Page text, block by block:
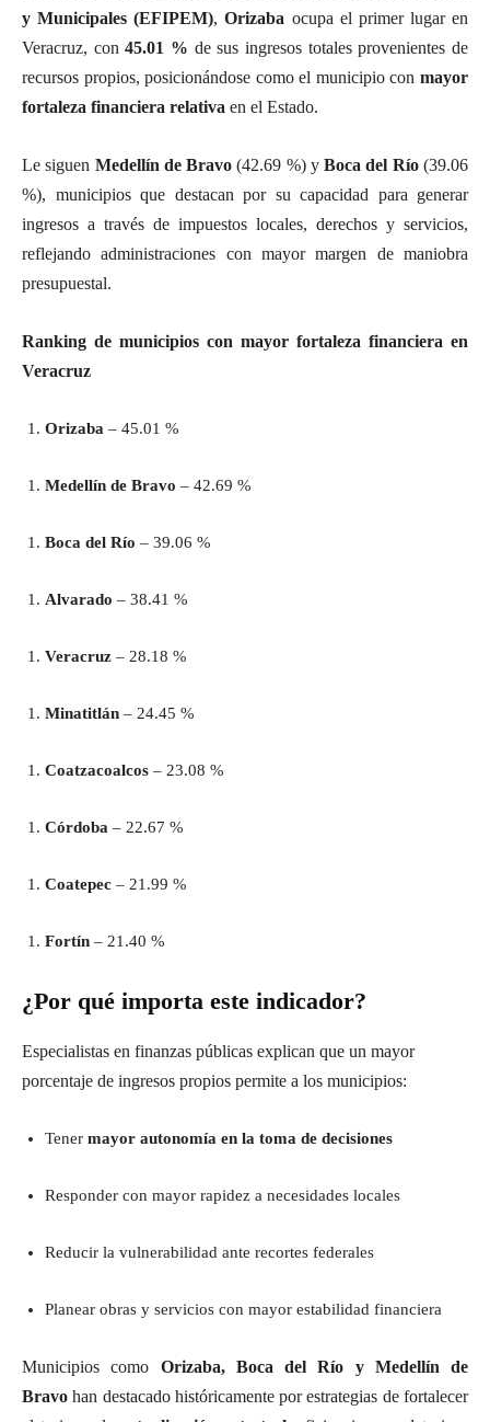
y Municipales (EFIPEM),Orizaba ocupa el primer lugar en
Veracruz, con45.01 % de sus ingresos totales provenientes de
recursos propios, posicionándose como el municipio con mayor
fortaleza financiera relativa en el Estado.
Le siguen Medellín de Bravo (42.69 %) yBoca del Río(39.06
%), municipios que destacan por su capacidad para generar
ingresos a través de impuestos locales, derechos y servicios,
reflejando administraciones con mayor margen de maniobra
presupuestal.
Ranking de municipios con mayor fortaleza financiera en
Veracruz
Orizaba – 45.01 %
Medellín de Bravo – 42.69 %
Boca del Río – 39.06 %
Alvarado – 38.41 %
Veracruz – 28.18 %
Minatitlán – 24.45 %
Coatzacoalcos – 23.08 %
Córdoba – 22.67 %
Coatepec – 21.99 %
Fortín – 21.40 %
¿Por qué importa este indicador?
Especialistas en finanzas públicas explican que un mayor
porcentaje de ingresos propios permite a los municipios:
Tener mayor autonomía en la toma de decisiones
Responder con mayor rapidez a necesidades locales
Reducir la vulnerabilidad ante recortes federales
Planear obras y servicios con mayor estabilidad financiera
Municipios como Orizaba, Boca del Río y Medellín de
Bravo han destacado históricamente por estrategias de fortalecer